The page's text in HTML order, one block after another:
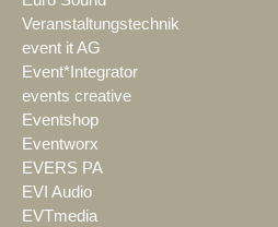
Veranstaltungstechnik
event it AG
Event*Integrator
events creative
Eventshop
Eventworx
EVERS PA
EVI Audio
EVTmedia